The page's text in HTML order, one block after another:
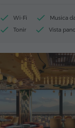
Wi-Fi Musica
Tonir
Vista